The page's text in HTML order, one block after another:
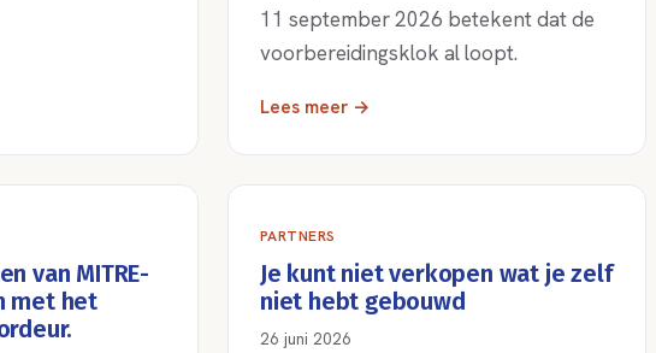
11 september 2026 betekent dat de
voorbereidingsklok al loopt.
Lees meer →
van MITRE-
met het
PARTNERS
Je kunt niet verkopen wat je zelf
niet hebt gebouwd
26 juni 2026